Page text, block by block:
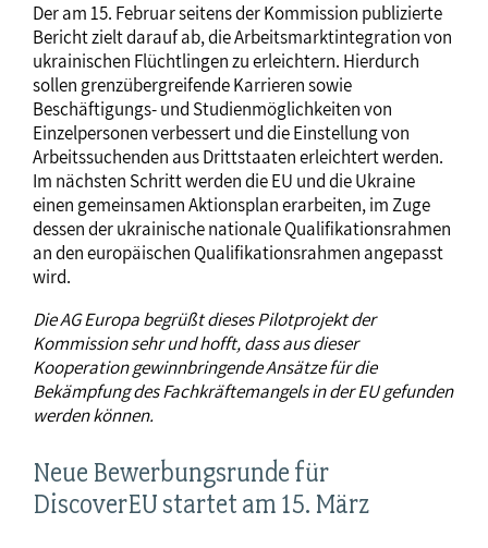
Der am 15. Februar seitens der Kommission publizierte
Bericht zielt darauf ab, die Arbeitsmarktintegration von
ukrainischen Flüchtlingen zu erleichtern. Hierdurch
sollen grenzübergreifende Karrieren sowie
Beschäftigungs- und Studienmöglichkeiten von
Einzelpersonen verbessert und die Einstellung von
Arbeitssuchenden aus Drittstaaten erleichtert werden.
Im nächsten Schritt werden die EU und die Ukraine
einen gemeinsamen Aktionsplan erarbeiten, im Zuge
dessen der ukrainische nationale Qualifikationsrahmen
an den europäischen Qualifikationsrahmen angepasst
wird.
Die AG Europa begrüßt dieses Pilotprojekt der
Kommission sehr und hofft, dass aus dieser
Kooperation gewinnbringende Ansätze für die
Bekämpfung des Fachkräftemangels in der EU gefunden
werden können.
Neue Bewerbungsrunde für
DiscoverEU startet am 15. März